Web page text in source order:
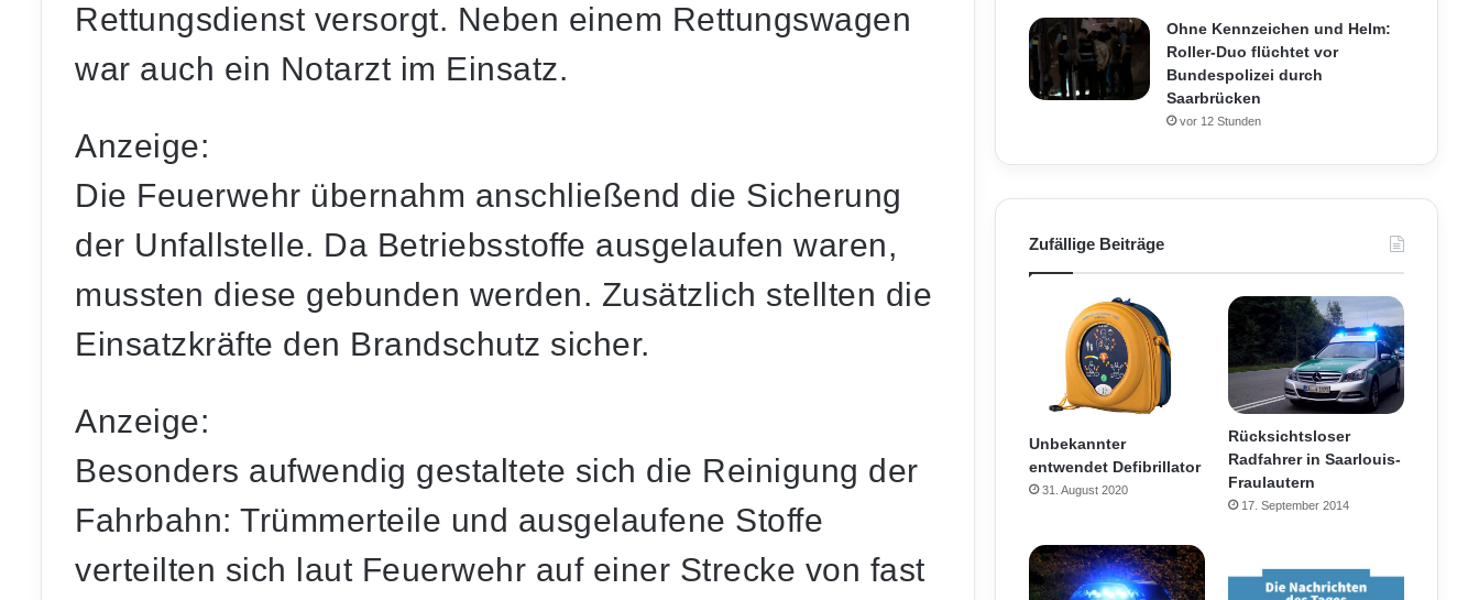
Rettungsdienst versorgt. Neben einem Rettungswagen
war auch ein Notarzt im Einsatz.
Anzeige:
Die Feuerwehr übernahm anschließend die Sicherung
der Unfallstelle. Da Betriebsstoffe ausgelaufen waren,
mussten diese gebunden werden. Zusätzlich stellten die
Einsatzkräfte den Brandschutz sicher.
Anzeige:
Besonders aufwendig gestaltete sich die Reinigung der
Fahrbahn: Trümmerteile und ausgelaufene Stoffe
verteilten sich laut Feuerwehr auf einer Strecke von fast
Ohne Kennzeichen und Helm:
Roller-Duo flüchtet vor
Bundespolizei durch
Saarbrücken
vor 12 Stunden
Zufällige Beiträge
Unbekannter
entwendet Defibrillator
31. August 2020
Rücksichtsloser
Radfahrer in Saarlouis-
Fraulautern
17. September 2014